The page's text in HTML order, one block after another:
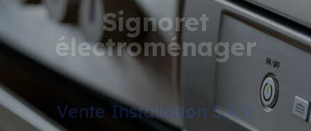
électroménager
Vente Installation S.A.V.